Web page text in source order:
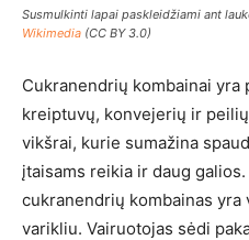
Susmulkinti lapai paskleidžiami ant
Wikimedia (CC BY 3.0)
Cukranendrių kombainai yra
kreiptuvų, konvejerių ir
vikšrai, kurie sumažina
įtaisams reikia ir daug
cukranendrių kombainas
varikliu. Vairuotojas sėdi